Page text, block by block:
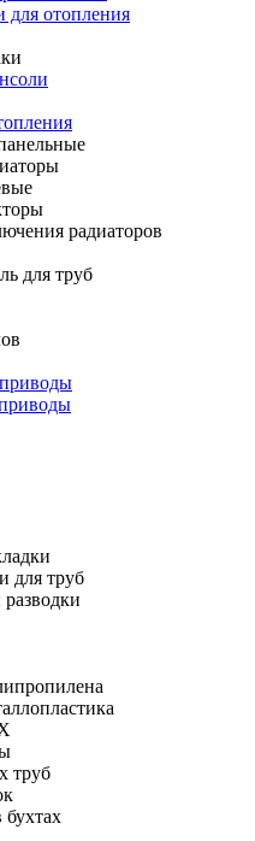
для отопления
радиаторов
для труб
для труб
труб
бухтах